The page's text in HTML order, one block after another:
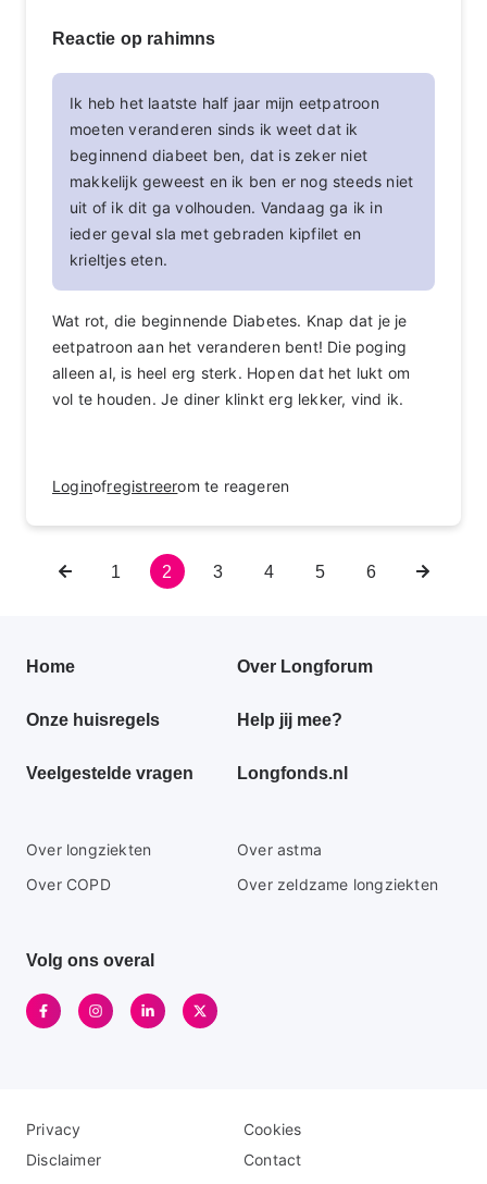
Reactie op rahimns
Ik heb het laatste half jaar mijn eetpatroon
moeten veranderen sinds ik weet dat ik
beginnend diabeet ben, dat is zeker niet
makkelijk geweest en ik ben er nog steeds niet
uit of ik dit ga volhouden. Vandaag ga ik in
ieder geval sla met gebraden kipfilet en
krieltjes eten.
Wat rot, die beginnende Diabetes. Knap dat je je
eetpatroon aan het veranderen bent! Die poging
alleen al, is heel erg sterk. Hopen dat het lukt om
vol te houden. Je diner klinkt erg lekker, vind ik.
Loginofregistreerom te reageren
VorigePagina
1
Huidige
2 Pagina
3 Pagina
4 Pagina
5 Pagina
6
Primair
menu
Home Over Longforum
Onze huisregels Help jij mee?
Veelgestelde vragen Longfonds.nl
Secundaire
footer
Over longziekten
Over astma
Over COPD
Over zeldzame longziekten
Volg ons overal
Disclaimer
menu
Privacy
Cookies
Disclaimer
Contact
Logo
menu